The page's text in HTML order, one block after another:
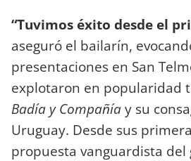
“Tuvimos éxito desde el
aseguró el bailarín,
presentaciones en San
explotaron en popularidad
Badía y Compañíay su
Uruguay. Desde sus
propuesta vanguardista del